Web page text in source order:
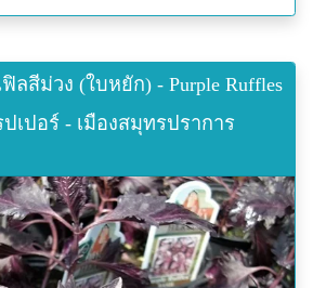
(ช่วงพักทานข้าวเที่ยง และ
is/image/ParkSeed/586
ลสีม่วง (ใบหยัก) - Purple Ruffles
เปอร์ - เมืองสมุทรปราการ